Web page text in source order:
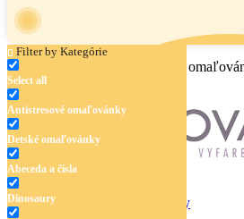
Filter by Kategórie
Select all
Antistresové omaľovánky
Detské omaľovánky
Abeceda a čísla
Dinosaury
Zadaj názov, oblasť alebo tému
Antistresové omaľovánky